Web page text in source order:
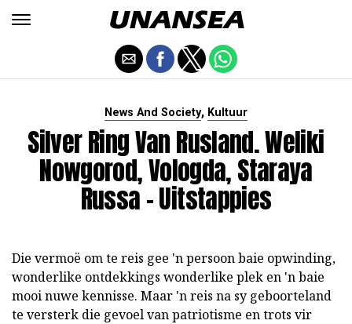
News And Society, Kultuur
Silver Ring Van Rusland. Weliki
Nowgorod, Vologda, Staraya
Russa - Uitstappies
Die vermoë om te reis gee 'n persoon baie opwinding,
wonderlike ontdekkings wonderlike plek en 'n baie
mooi nuwe kennisse. Maar 'n reis na sy geboorteland
te versterk die gevoel van patriotisme en trots vir